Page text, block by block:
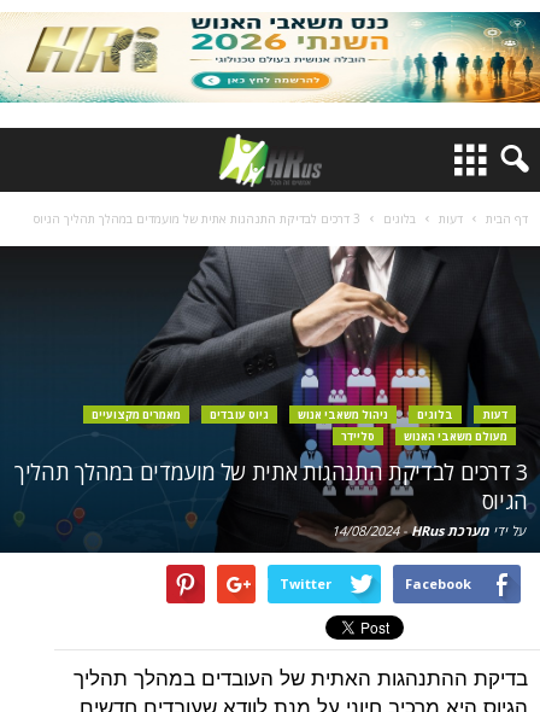
דף הבית דעות בלוגים 3 דרכים לבדיקת התנהגות אתית של מועמדים במהלך תהליך הגיוס
דעות בלוגים ניהול משאבי אנוש גיוס עובדים
מאמרים מקצועיים
מעולם משאבי האנוש
סליידר
3 דרכים לבדיקת התנהגות אתית של מועמדים במהלך תהליך
הגיוס
על ידי מערכת HRus -
14/08/2024
Facebook
Twitter
בדיקת ההתנהגות האתית של העובדים במהלך תהליך
הגיוס היא מרכיב חיוני על מנת לוודא שעובדים חדשים